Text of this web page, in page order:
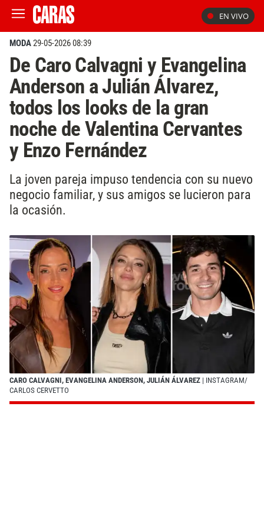
EN VIVO
MODA29-05-2026 08:39
De Caro Calvagni y Evangelina
Anderson a Julián Álvarez,
todos los looks de la gran
noche de Valentina Cervantes
y Enzo Fernández
La joven pareja impuso tendencia con su nuevo
negocio familiar, y sus amigos se lucieron para
la ocasión.
CARO CALVAGNI, EVANGELINA ANDERSON, JULIÁN ÁLVAREZ | INSTAGRAM/
CARLOS CERVETTO